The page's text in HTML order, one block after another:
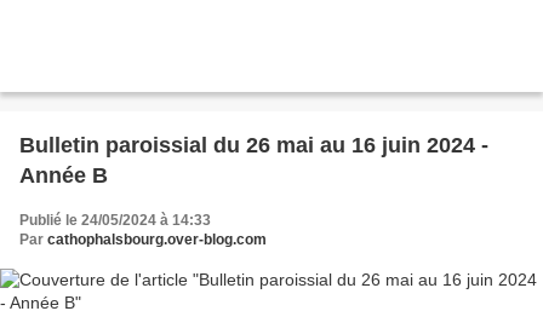
Bulletin paroissial du 26 mai au 16 juin 2024 -
Année B
Publié le 24/05/2024 à 14:33
Par cathophalsbourg.over-blog.com